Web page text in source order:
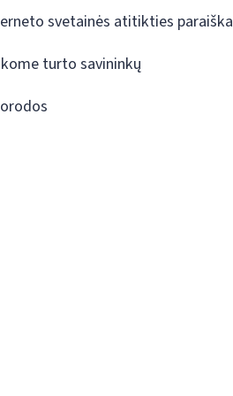
svetainės atitikties paraiška
turto savininkų